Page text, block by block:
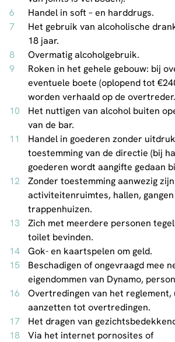
Handel in soft – en harddrugs.
Het gebruik van alcoholische
18 jaar.
Overmatig alcoholgebruik.
Roken in het gehele gebouw: bij
eventuele boete (oplopend tot
worden verhaald op de overtreder.
Het nuttigen van alcohol buiten
van de bar.
Handel in goederen zonder
toestemming van de directie (bij
goederen wordt aangifte gedaan
Zonder toestemming aanwezig
activiteitenruimtes, hallen, gangen
trappenhuizen.
Zich met meerdere personen
toilet bevinden.
Gok- en kaartspelen om geld.
Beschadigen of ongevraagd mee
eigendommen van Dynamo,
Overtredingen van het
aanzetten tot overtredingen.
Het dragen van
Via het internet pornosites of